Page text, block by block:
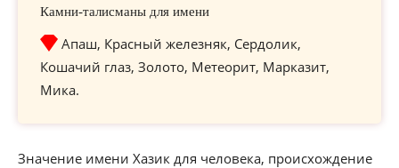
Камни-талисманы для имени
Апаш, Красный железняк, Сердолик,
Кошачий глаз, Золото, Метеорит, Марказит,
Мика.
Значение имени Хазик для человека, происхождение